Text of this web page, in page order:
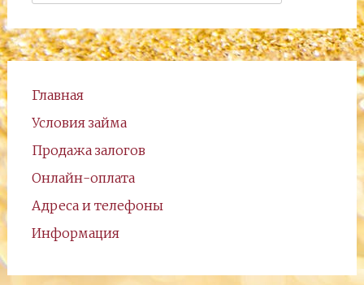
Главная
Условия займа
Продажа залогов
Онлайн-оплата
Адреса и телефоны
Информация